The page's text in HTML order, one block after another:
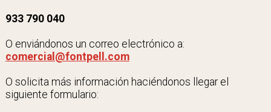
933 790 040
O enviándonos un correo electrónico a:
comercial@fontpell.com
O solicita más información haciéndonos llegar el
siguiente formulario: